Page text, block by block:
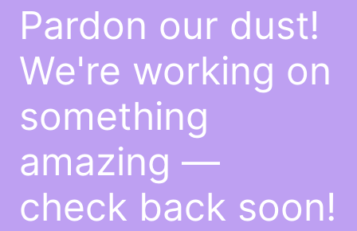
Pardon our dust!
We're working on
something
amazing —
check back soon!